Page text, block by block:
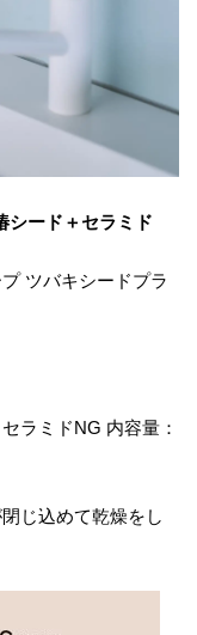
シード＋セラミド
ツバキシードプラ
ラミドNG 内容量：
じ込めて乾燥をし